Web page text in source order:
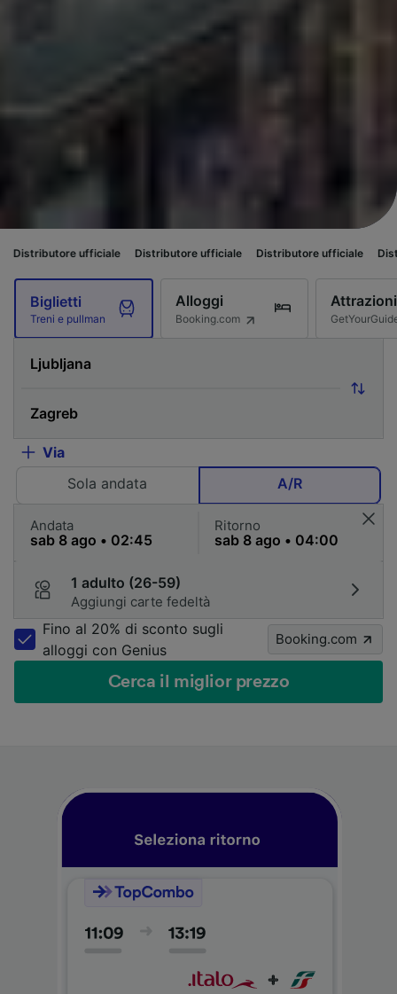
ufficiale Distributore ufficiale Distributore ufficiale Distributore
Biglietti
Treni e pullman
Alloggi
Booking.com
Attrazioni
Via
Sola andata
A/R
Andata Ritorno
1 adulto (26-59)
Aggiungi carte fedeltà
Fino al 20% di sconto sugli
alloggi con Genius
Booking.com
Cerca il miglior prezzo